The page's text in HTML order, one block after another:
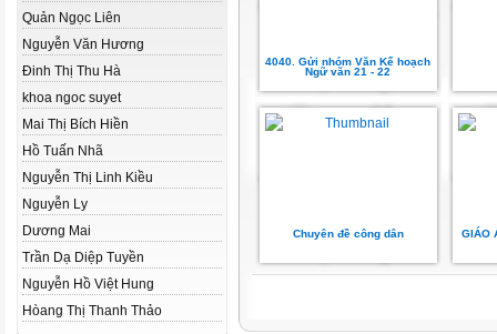
Quản Ngọc Liên
Nguyễn Văn Hương
Đinh Thị Thu Hà
khoa ngoc suyet
Mai Thị Bích Hiền
Hồ Tuấn Nhã
Nguyễn Thị Linh Kiều
Nguyễn Ly
Dương Mai
Trần Dạ Diệp Tuyền
Nguyễn Hồ Việt Hung
Hòang Thị Thanh Thảo
4040. Gửi nhóm Văn Kế hoạch
Ngữ văn 21 - 22
Chuyên đề công dân GIÁO